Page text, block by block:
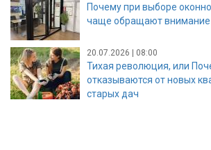
Почему при выборе
чаще обращают внимание
20.07.2026 | 08:00
Тихая революция, или
отказываются от новых
старых дач